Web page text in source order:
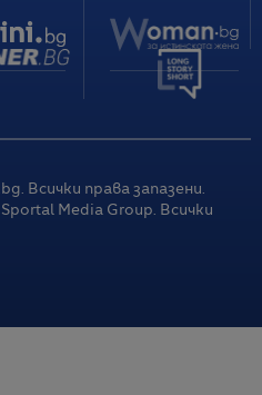
Всички права запазени.
Media Group. Всички